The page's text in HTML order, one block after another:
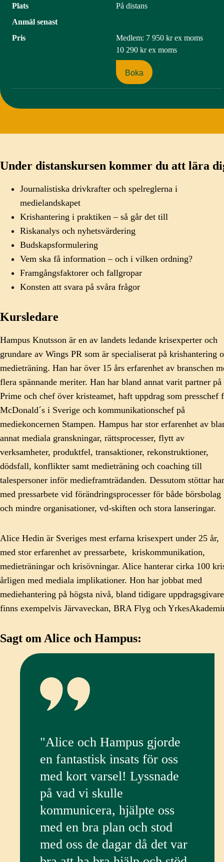
Plats
På distans
Anmäl senast
Pris
Medlem: 7 950 kr ex moms
10 290 kr ex moms
Boka
Under distanskursen kommer du att lära
Journalistiska drivkrafter och spelreglerna i
medielandskapet
Krishantering i praktiken – så går det till
Riskanalys och nyhetsvärdering
Budskapsformulering
Vem ska få information – och i vilken ordning?
Framgångsfaktorer och fallgropar
Konsten att svara på svåra frågor
Kursledare
Hampus Knutsson är en av landets ledande krisexperter och
grundare av Wings PR som är specialiserat på krishantering
medieträning. Han har över 15 års erfarenhet av branschen
flera spännande meriter. Han har bland annat varit partner på
Prime och chef över kristeamet, haft uppdrag som presschef
McDonald´s i Sverige och kommunikationschef på
mediekoncernen Stampen. Hampus har stor erfarenhet av
annat mediala granskningar, rättsprocesser, flytt av
verksamheter, produktfel, transaktioner, rekonstruktioner,
dödsfall, konflikter samt medieträning och coaching till
talespersoner inför medieframträdanden. Dessutom stöttar
med pressarbete vid förändringsprocesser för både börsbolag
och mindre organisationer, vd-skiften och stora lanseringar.
Alice Hedin är Sveriges mest erfarna krisexpert under 25 år,
med stor erfarenhet av pressarbete, kriskommunikation,
medieträningar och krisövningar. Alice hanterar cirka 100
årligen med mediala implikationer. Hon har jobbat med
mediehantering på högsta nivå, bland tidigare uppdragsgivare
finns exempelvis Järvaveckan, BRA Flyg och
Sagt om Alice och Hampus:
"Alice och Hampus gjorde
en fantastisk insats för oss
med kort varsel! Lyssnade
på vad vi skulle
kommunicera, hjälpte oss
med en bra plan och stod
med oss de dagar då det var